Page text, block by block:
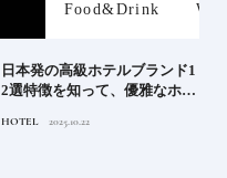
Food&Drink
日本発の高級ホテルブランド1
2選特徴を知って、優雅なホテ
ンド大解剖①
HOTEL 2025.10.22